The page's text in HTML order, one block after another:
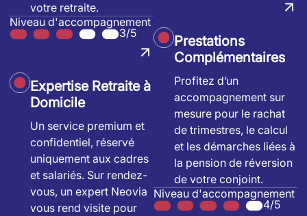
votre retraite.
Niveau d'accompagnement
3/5
Expertise Retraite à
Domicile
Un service premium et
confidentiel, réservé
uniquement aux cadres
et salariés. Sur rendez-
vous, un expert Neovia
vous rend visite pour
Prestations
Complémentaires
Profitez d’un
accompagnement sur
mesure pour le rachat
de trimestres, le calcul
et les démarches liées à
la pension de réversion
de votre conjoint.
Niveau d'accompagnement
4/5